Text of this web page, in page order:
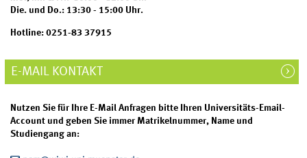
Die. und Do.: 13:30 - 15:00 Uhr.
Hotline: 0251-83 37915
E-MAIL KONTAKT
Nutzen Sie für Ihre E-Mail Anfragen bitte Ihren Universitäts-Email-
Account und geben Sie immer Matrikelnummer, Name und
Studiengang an: